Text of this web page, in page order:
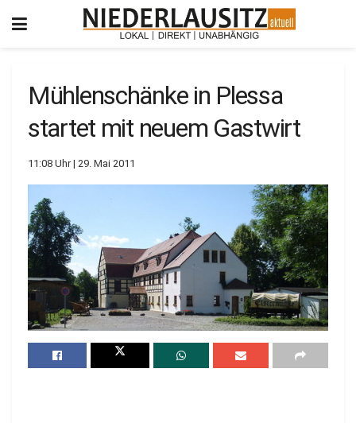
Mühlenschänke in Plessa
startet mit neuem Gastwirt
11:08 Uhr | 29. Mai 2011